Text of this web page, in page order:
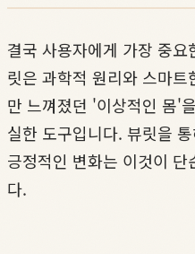
결국 사용자에게 가장 중
릿은 과학적 원리와 스마
만 느껴졌던 '이상적인 몸'
실한 도구입니다. 뷰릿을
긍정적인 변화는 이것이
다.